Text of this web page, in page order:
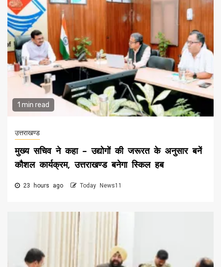
1 min read
उत्तराखण्ड
मुख्य सचिव ने कहा – उद्योगों की जरूरत के अनुसार बनें
कौशल कार्यक्रम, उत्तराखण्ड बनेगा स्किल हब
23 hours ago Today News11